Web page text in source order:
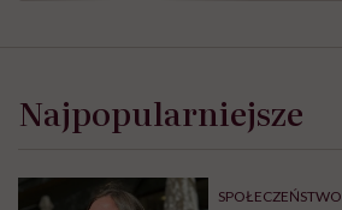
Najpopularniejsze
SPOŁECZEŃSTWO